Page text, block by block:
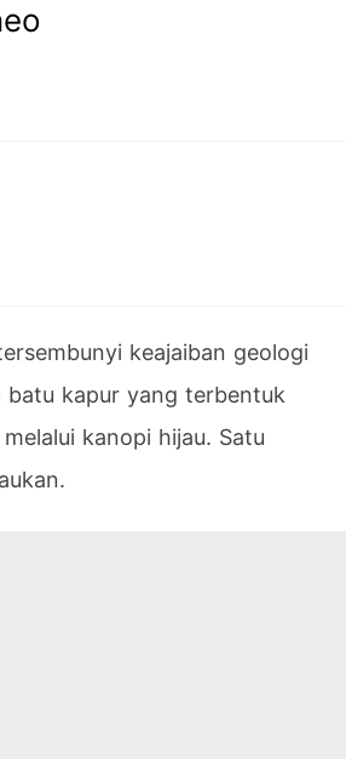
keajaiban geologi
batu kapur yang terbentuk
kanopi hijau. Satu